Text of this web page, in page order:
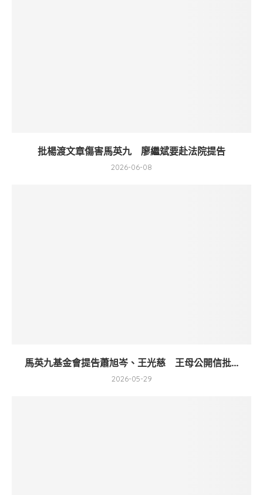
批楊渡文章傷害馬英九 廖繼斌要赴法院提告
2026-06-08
馬英九基金會提告蕭旭岑、王光慈 王母公開信批...
2026-05-29